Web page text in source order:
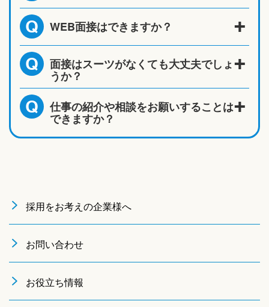
Q WEB面接はできますか？
Q 面接はスーツがなくても大丈夫でしょ
うか？
Q 仕事の紹介や相談をお願いすることは
できますか？
採用をお考えの企業様へ
お問い合わせ
お役立ち情報